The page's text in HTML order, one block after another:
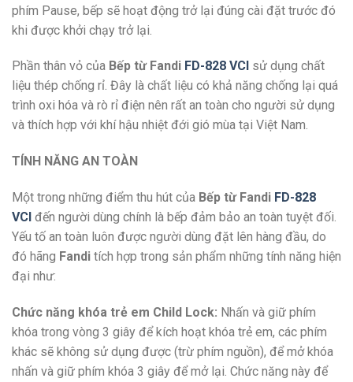
phím Pause, bếp sẽ hoạt động trở lại đúng cài đặt trước đó
khi được khởi chạy trở lại.
Phần thân vỏ của Bếp từ Fandi FD-828 VCI sử dụng chất
liệu thép chống rỉ. Đây là chất liệu có khả năng chống lại quá
trình oxi hóa và rò rỉ điện nên rất an toàn cho người sử dụng
và thích hợp với khí hậu nhiệt đới gió mùa tại Việt Nam.
TÍNH NĂNG AN TOÀN
Một trong những điểm thu hút của Bếp từ Fandi FD-828
VCI đến người dùng chính là bếp đảm bảo an toàn tuyệt đối.
Yếu tố an toàn luôn được người dùng đặt lên hàng đầu, do
đó hãng Fandi tích hợp trong sản phẩm những tính năng hiện
đại như:
Chức năng khóa trẻ em Child Lock: Nhấn và giữ phím
khóa trong vòng 3 giây để kích hoạt khóa trẻ em, các phím
khác sẽ không sử dụng được (trừ phím nguồn), để mở khóa
nhấn và giữ phím khóa 3 giây để mở lại. Chức năng này để